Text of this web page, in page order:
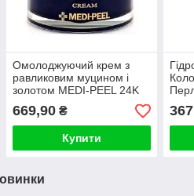
Омолоджуючий крем з
равликовим муцином і
золотом MEDI-PEEL 24K
Gold Snail Repair Cream
50g
669,90₴
Купити
Eye